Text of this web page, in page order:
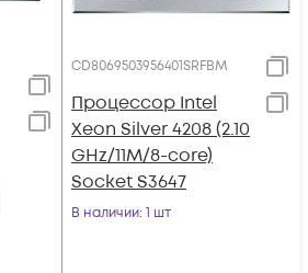
CD8069503956401SRFBM
Процессор Intel
Xeon Silver 4208 (2.10
GHz/11M/8-core)
Socket S3647
В наличии: 1 шт